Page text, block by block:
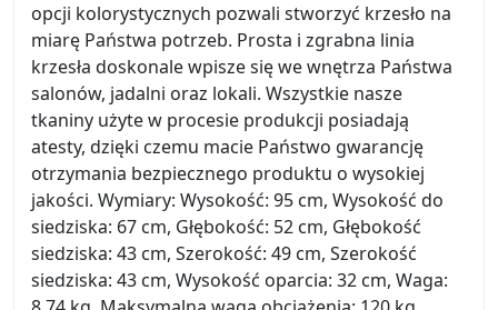
opcji kolorystycznych pozwali stworzyć krzesło na
miarę Państwa potrzeb. Prosta i zgrabna linia
krzesła doskonale wpisze się we wnętrza Państwa
salonów, jadalni oraz lokali. Wszystkie nasze
tkaniny użyte w procesie produkcji posiadają
atesty, dzięki czemu macie Państwo gwarancję
otrzymania bezpiecznego produktu o wysokiej
jakości. Wymiary: Wysokość: 95 cm, Wysokość do
siedziska: 67 cm, Głębokość: 52 cm, Głębokość
siedziska: 43 cm, Szerokość: 49 cm, Szerokość
siedziska: 43 cm, Wysokość oparcia: 32 cm, Waga: